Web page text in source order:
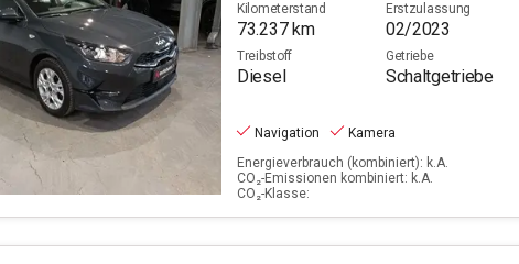
Kilometerstand
73.237km
Erstzulassung
02/2023
Treibstoff
Diesel
Getriebe
Schaltgetriebe
Navigation
Kamera
Energieverbrauch (kombiniert): k.A.
CO₂-Emissionen kombiniert: k.A.
CO₂-Klasse: